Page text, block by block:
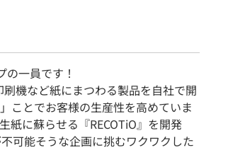
一員です！
機など紙にまつわる製品を自社で開
ことでお客様の生産性を高めていま
紙に蘇らせる『RECOTiO』を開発
可能そうな企画に挑むワクワクした